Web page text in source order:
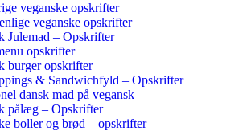
veganske opskrifter
veganske opskrifter
Julemad – Opskrifter
opskrifter
burger opskrifter
& Sandwichfyld – Opskrifter
dansk mad på vegansk
pålæg – Opskrifter
boller og brød – opskrifter